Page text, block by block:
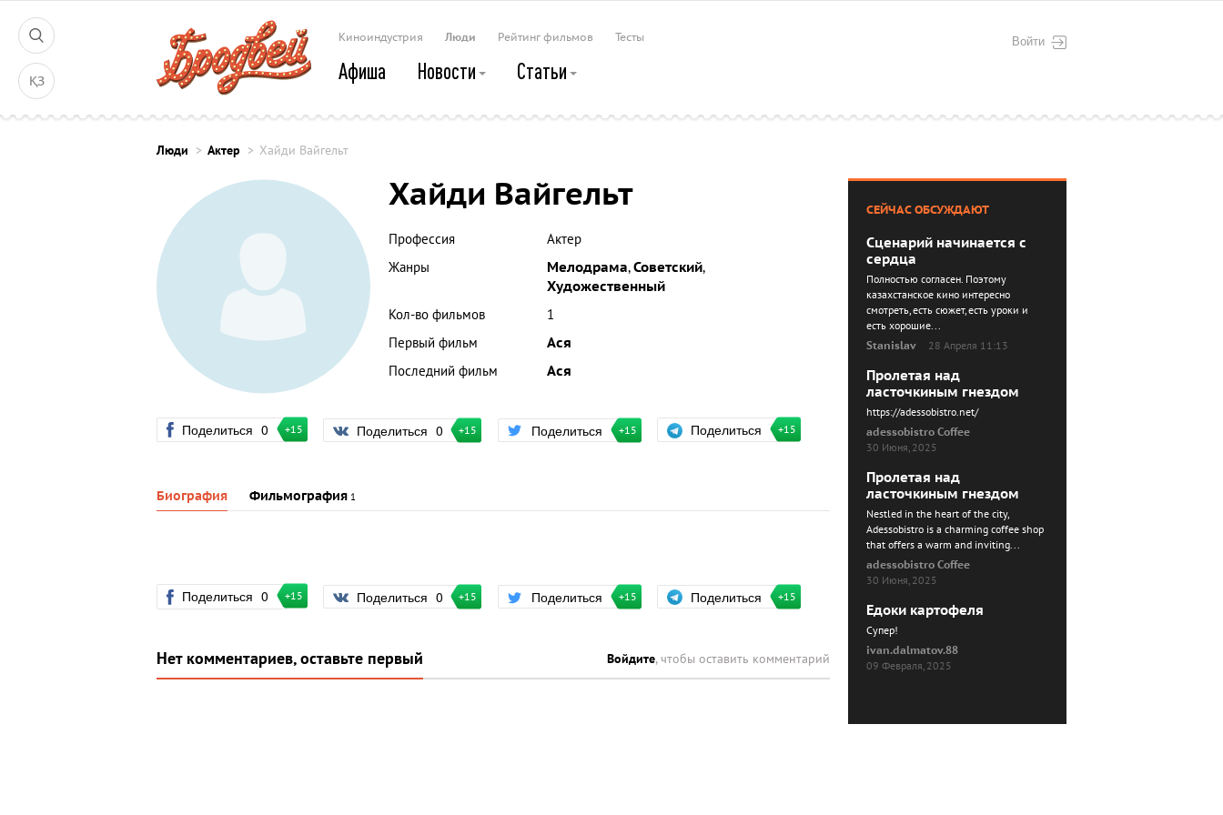
ҚЗ
Войти
Киноиндустрия Люди Рейтинг фильмов Тесты
Афиша Новости Статьи
Люди Актер Хайди Вайгельт
Хайди Вайгельт
Профессия
Актер
Жанры
Мелодрама,Советский,
Художественный
Кол-во фильмов
1
Первый фильм
Ася
Последний фильм
Ася
Поделиться 0 +15 Поделиться 0 +15 Поделиться +15 Поделиться +15
Биография Фильмография 1
Поделиться 0 +15 Поделиться 0 +15 Поделиться +15 Поделиться +15
Нет комментариев, оставьте первый Войдите, чтобы оставить комментарий
СЕЙЧАС ОБСУЖДАЮТ
Сценарий начинается с
сердца
Полностью согласен. Поэтому
казахстанское кино интересно
смотреть, есть сюжет, есть уроки и
есть хорошие...
Stanislav
28 Апреля 11:13
Пролетая над
ласточкиным гнездом
https://adessobistro.net/
adessobistro Coffee
30 Июня, 2025
Пролетая над
ласточкиным гнездом
Nestled in the heart of the city,
Adessobistro is a charming coffee shop
that offers a warm and inviting...
adessobistro Coffee
30 Июня, 2025
Едоки картофеля
Cупер!
ivan.dalmatov.88
09 Февраля, 2025